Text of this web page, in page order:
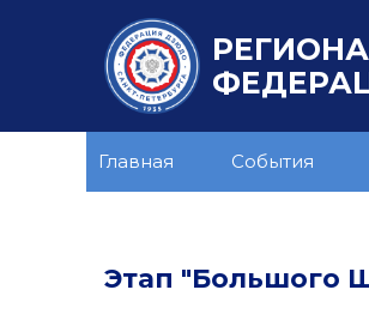
Главная События
Этап "Большого